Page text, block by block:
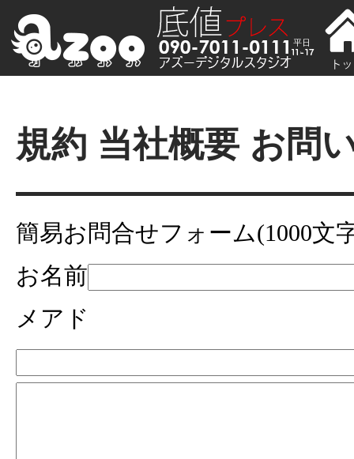
規約 当社概要 お問
簡易お問合せフォーム(1000文
お名前
メアド